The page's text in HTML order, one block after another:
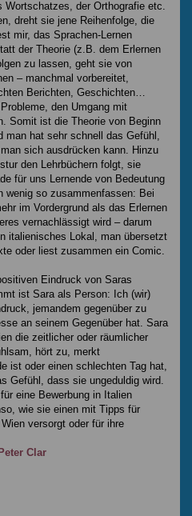
Wortschatzes, der Orthografie etc.
dreht sie jene Reihenfolge, die
mir, das Sprachen-Lernen
der Theorie (z.B. dem Erlernen
zu lassen, geht sie von
– manchmal vorbereitet,
Berichten, Geschichten…
den Umgang mit
Somit ist die Theorie von Beginn
man hat sehr schnell das Gefühl,
sich ausdrücken kann. Hinzu
den Lehrbüchern folgt, sie
für uns Lernende von Bedeutung
wenig so zusammenfassen: Bei
im Vordergrund als das Erlernen
vernachlässigt wird – darum
italienisches Lokal, man übersetzt
oder liest zusammen ein Comic.
Eindruck von Saras
ist Sara als Person: Ich (wir)
jemandem gegenüber zu
an seinem Gegenüber hat. Sara
die zeitlicher oder räumlicher
hört zu, merkt
ist oder einen schlechten Tag hat,
Gefühl, dass sie ungeduldig wird.
eine Bewerbung in Italien
wie sie einen mit Tipps für
versorgt oder für ihre
Clar